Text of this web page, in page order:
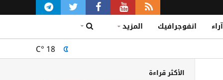
آراء انفوجرافيك المزيد
C° 18
الأكثر قراءة